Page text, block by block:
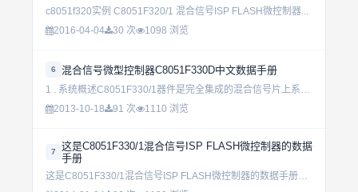
c8051f320实例 C8051F320/1 混合信号ISP FLASH微控制器...
2016-04-04
30 次 1098 浏览
6 混合信号微型控制器C8051F330D中文数据手册
1 . 系统概述C8051F330/1器件是完全集成的混合信号片上系统型MCU。下面列出了一些主要特性，有关某一产品的具体特性参见表1.1。&#1048697; 高速、流水线结构的8051兼容的CIP...
2013-10-18
91 次 1110 浏览
7
这是C8051F330/1混合信号ISP FLASH微控制器的数据
手册
这是C8051F330/1混合信号ISP FLASH微控制器的数据手册，由沈阳航空工业学院潘琢金老师翻译 版权声明：本手册中文版版权归译者和新华龙电子有限公司所有。研究和开发人员可以自由使用本手册。...